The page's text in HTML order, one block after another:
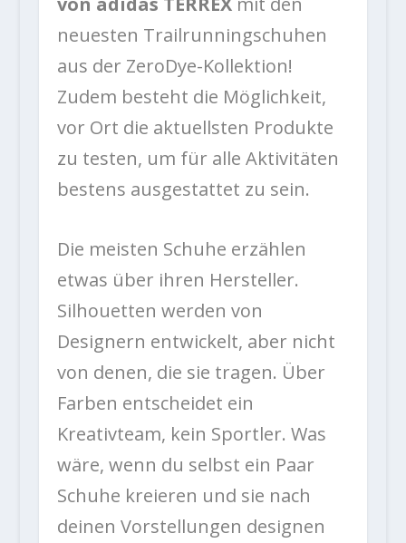
neuesten Trailrunningschuhen
aus der ZeroDye-Kollektion!
Zudem besteht die Möglichkeit,
vor Ort die aktuellsten Produkte
zu testen, um für alle Aktivitäten
bestens ausgestattet zu sein.
Die meisten Schuhe erzählen
etwas über ihren Hersteller.
Silhouetten werden von
Designern entwickelt, aber nicht
von denen, die sie tragen. Über
Farben entscheidet ein
Kreativteam, kein Sportler. Was
wäre, wenn du selbst ein Paar
Schuhe kreieren und sie nach
deinen Vorstellungen designen